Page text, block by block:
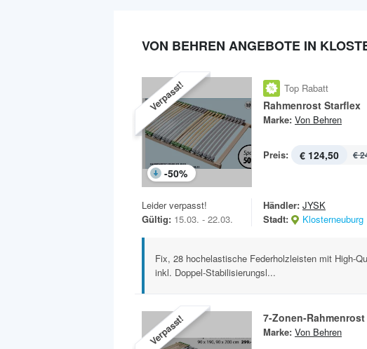
VON BEHREN ANGEBOTE IN
Verpasst!
-50%
Top Rabatt
Rahmenrost Starflex
Marke: Von Behren
Preis: € 124,50 €
Leider verpasst!
Gültig: 15.03. - 22.03.
Händler: JYSK
Stadt:
Klosterneuburg
Fix, 28 hochelastische Federholzleisten mit High-
inkl. Doppel-Stabilisierungsl...
Verpasst! 7-Zonen-
Marke: Von Behren